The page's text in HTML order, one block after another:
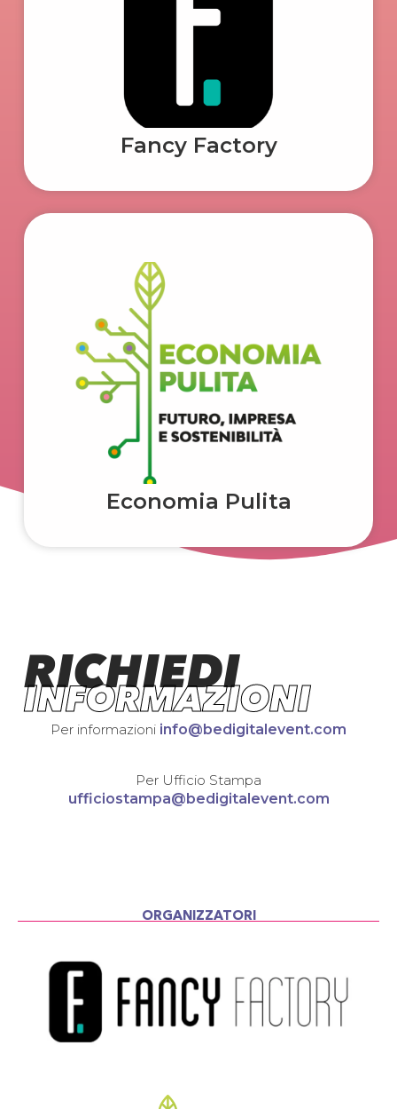
Fancy Factory
Economia Pulita
RICHIEDI
INFORMAZIONI
Per informazioni info@bedigitalevent.com
Per Ufficio Stampa
ufficiostampa@bedigitalevent.com
ORGANIZZATORI